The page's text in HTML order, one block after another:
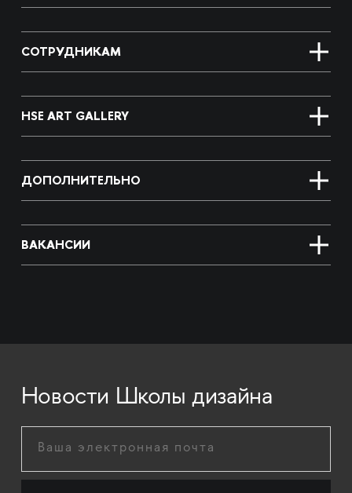
СОТРУДНИКАМ
HSE ART GALLERY
ДОПОЛНИТЕЛЬНО
ВАКАНСИИ
Новости Школы дизайна